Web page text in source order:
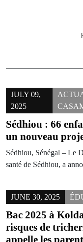
JULY 09,
2025
Sédhiou : 66
un nouveau
Sédhiou, Sénégal – Le
santé de Sédhiou, a
JUNE 30, 2025
Bac 2025 à
risques de
appelle les